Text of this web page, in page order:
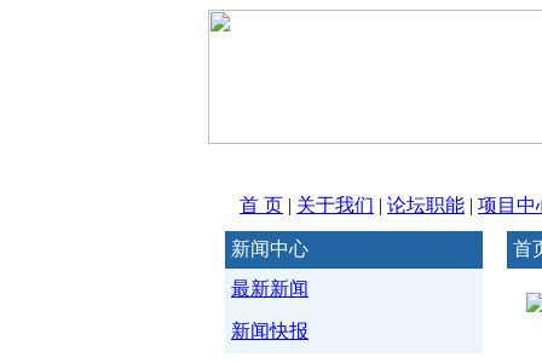
首 页 | 关于我们 | 论坛职能 | 项目中
新闻中心
最新新闻
新闻快报
首